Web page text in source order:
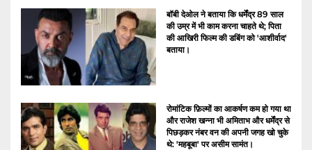
बॉबी देओल ने बताया कि धर्मेंद्र 89 साल
की उम्र में भी काम करना चाहते थे; पिता
की आखिरी फिल्म की डबिंग को 'आशीर्वाद'
बताया।
रोमांटिक फ़िल्मों का आकर्षण कम हो गया था
और राजेश खन्ना भी अमिताभ और धर्मेंद्र से
पिछड़कर नंबर वन की अपनी जगह खो चुके
थे: 'महबूबा' पर असीम सामंत।